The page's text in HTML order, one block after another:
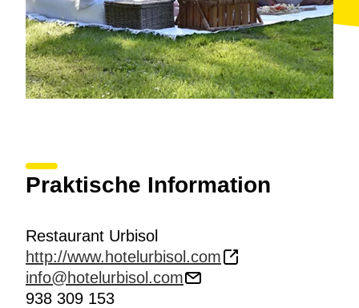
Praktische Information
Restaurant Urbisol
http://www.hotelurbisol.com
info@hotelurbisol.com
938 309 153